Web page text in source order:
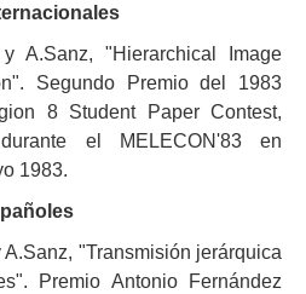
A.Sanz, "Hierarchical Image
Segundo Premio del 1983
8 Student Paper Contest,
el MELECON'83 en
1983.
A.Sanz, "Transmisión jerárquica
Premio Antonio Fernández